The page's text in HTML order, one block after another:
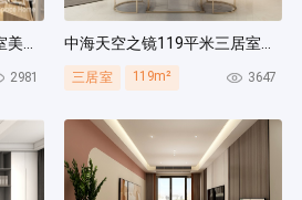
中海枫涟山庄119㎡三居室美式风装修案例
2981
中海天空之镜119平米三居室北欧风装修案例
三居室 119m² 3647